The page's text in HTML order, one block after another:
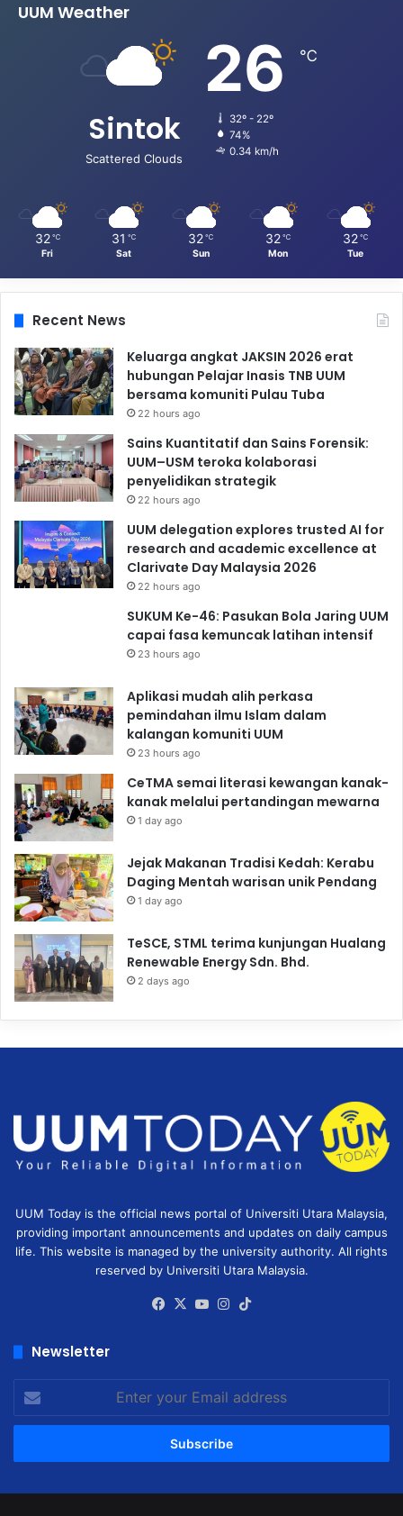
UUM Weather
Sintok
Scattered Clouds
26 ℃
32º - 22º
74%
0.34 km/h
32 ℃
Fri
31 ℃
Sat
32 ℃
Sun
32 ℃
Mon
32 ℃
Tue
Recent News
Keluarga angkat JAKSIN 2026 erat
hubungan Pelajar Inasis TNB UUM
bersama komuniti Pulau Tuba
22 hours ago
Sains Kuantitatif dan Sains Forensik:
UUM–USM teroka kolaborasi
penyelidikan strategik
22 hours ago
UUM delegation explores trusted AI for
research and academic excellence at
Clarivate Day Malaysia 2026
22 hours ago
SUKUM Ke-46: Pasukan Bola Jaring UUM
capai fasa kemuncak latihan intensif
23 hours ago
Aplikasi mudah alih perkasa
pemindahan ilmu Islam dalam
kalangan komuniti UUM
23 hours ago
CeTMA semai literasi kewangan kanak-
kanak melalui pertandingan mewarna
1 day ago
Jejak Makanan Tradisi Kedah: Kerabu
Daging Mentah warisan unik Pendang
1 day ago
TeSCE, STML terima kunjungan Hualang
Renewable Energy Sdn. Bhd.
2 days ago
UUM Today is the official news portal of Universiti Utara Malaysia,
providing important announcements and updates on daily campus
life. This website is managed by the university authority. All rights
reserved by Universiti Utara Malaysia.
Facebook
X YouTubeInstagram
Newsletter
Enter
your
Email